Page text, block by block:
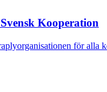
Kooperation
för alla